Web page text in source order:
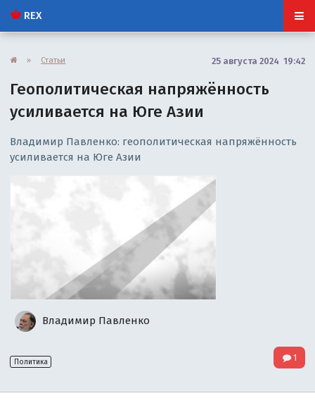
REX
» Статьи 25 августа 2024 19:42
Геополитическая напряжённость
усиливается на Юге Азии
Владимир Павленко: геополитическая напряжённость
усиливается на Юге Азии
Владимир Павленко
Политика 1